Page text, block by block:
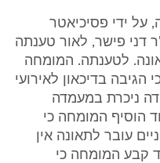
על ידי פסיכיאטר
פישר, לאור טענתה
לטענתה. המומחה
הגיבה בדיכאון לאירועי
ניכרת במעמדה
הוסיף המומחה כי
עובר לתאונה אין
קבע המומחה כי